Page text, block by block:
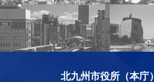
北九州市役所（本庁）